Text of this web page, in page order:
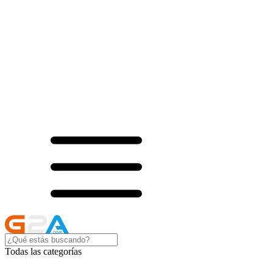
Todas las categorías